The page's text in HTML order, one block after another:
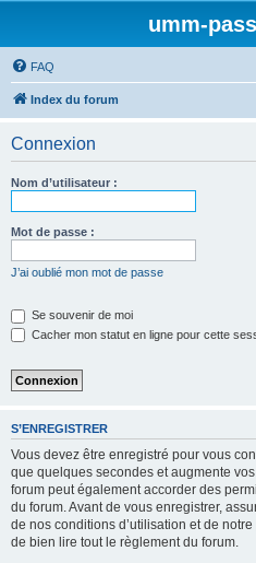
umm-
FAQ
Index du forum
Connexion
Nom d’utilisateur :
Mot de passe :
J’ai oublié mon mot de passe
Se souvenir de moi
Cacher mon statut en ligne pour cette
S’ENREGISTRER
Vous devez être enregistré pour vous
que quelques secondes et augmente
forum peut également accorder des
du forum. Avant de vous enregistrer,
de nos conditions d’utilisation et de
de bien lire tout le règlement du forum.